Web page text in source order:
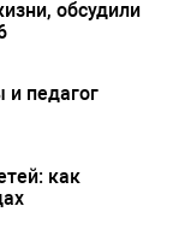
обсудили
и педагог
как